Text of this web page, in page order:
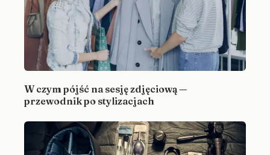
W czym pójść na sesję zdjęciową —
przewodnik po stylizacjach